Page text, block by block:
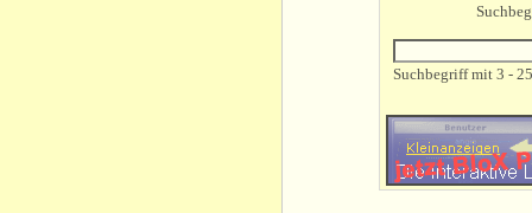
Suchbegriff mit 3 -